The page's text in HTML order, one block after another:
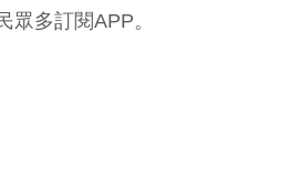
眾多訂閱APP。